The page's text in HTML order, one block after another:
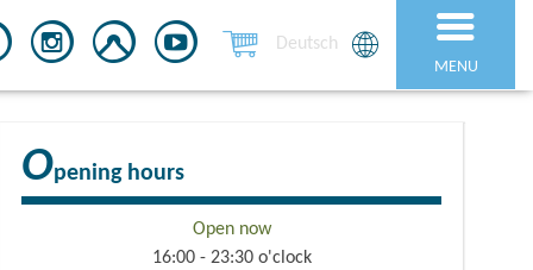
MENU
Deutsch
Opening hours
Open now
16:00 - 23:30 o'clock